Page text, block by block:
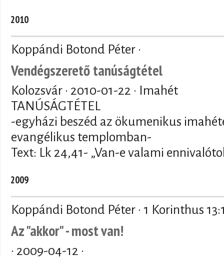
2010
Koppándi Botond Péter ·
Vendégszerető tanúságtétel
Kolozsvár · 2010-01-22 · Imahét
TANÚSÁGTÉTEL
-egyházi beszéd az ökumenikus
evangélikus templomban-
Text: Lk 24,41- „Van-e valami
2009
Koppándi Botond Péter · 1 Korinthus
Az "akkor" - most van!
· 2009-04-12 ·